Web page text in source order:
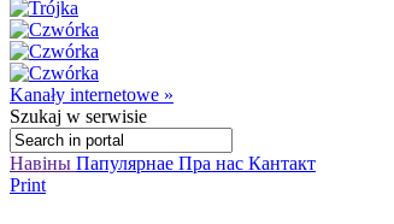
Kanały internetowe »
Szukaj w serwisie
Навіны Папулярнае Пра нас Кантакт
Print